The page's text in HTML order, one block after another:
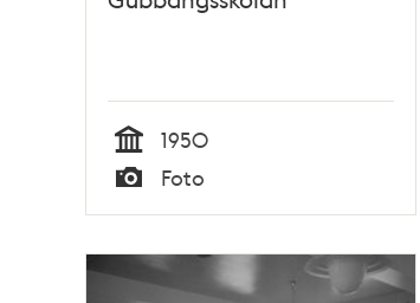
Tid
1950
Typ
Foto